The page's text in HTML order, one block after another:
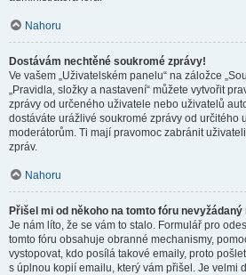
Nahoru
Dostávám nechtěné soukromé zprávy!
Ve vašem „Uživatelském panelu“ na záložce
„Pravidla, složky a nastavení“ můžete vytvořit
zprávy od určeného uživatele nebo uživatelů
dostáváte urážlivé soukromé zprávy od určitého
moderátorům. Ti mají pravomoc zabránit
zpráv.
Nahoru
Přišel mi od někoho na tomto fóru
Je nám líto, že se vám to stalo. Formulář pro
tomto fóru obsahuje obranné mechanismy,
vystopovat, kdo posílá takové emaily, proto
s úplnou kopií emailu, který vám přišel. Je velmi